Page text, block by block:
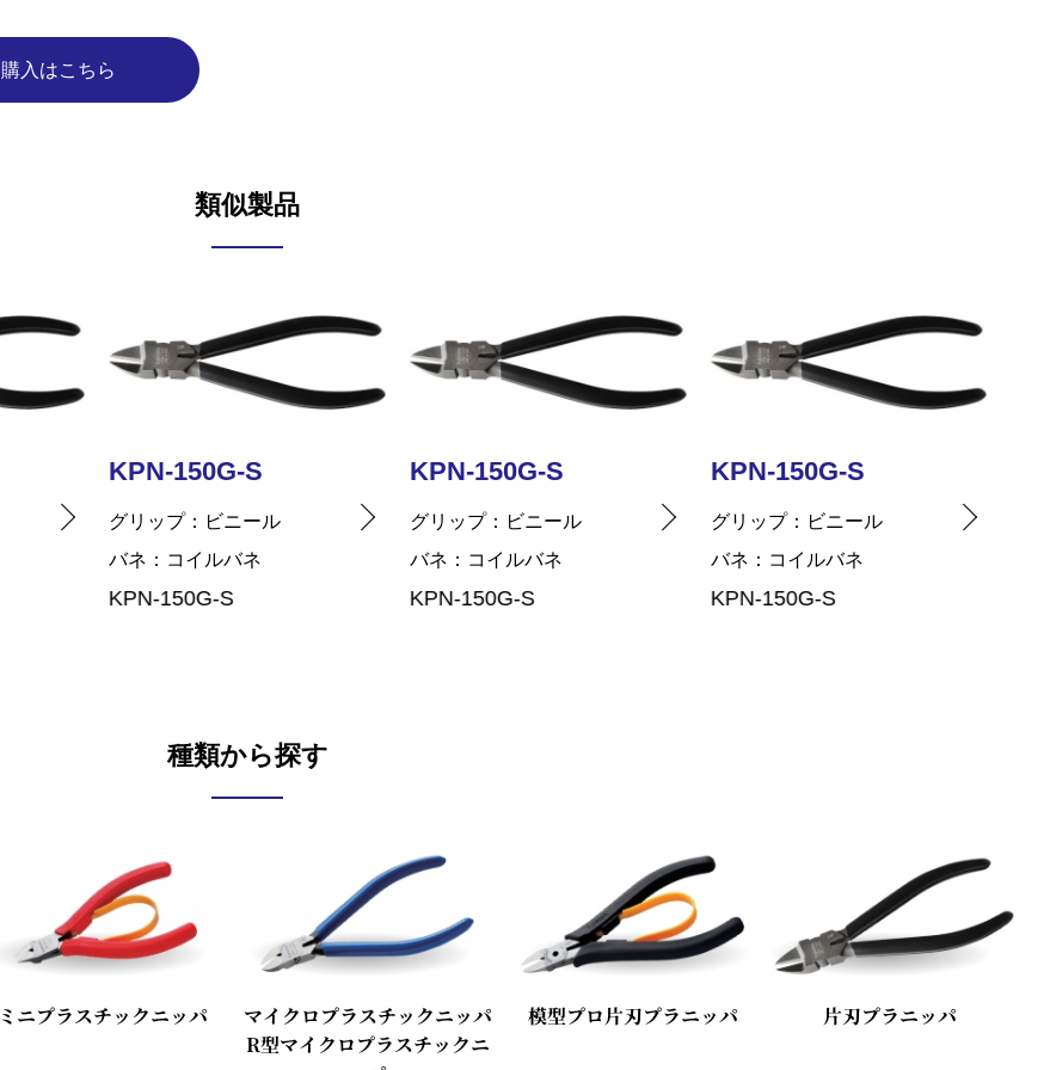
購入はこちら
類似製品
KPN-150G-S
グリップ
ビニール
バネ
コイルバネ
KPN-150G-S
KPN-150G-S
グリップ
ビニール
バネ
コイルバネ
KPN-150G-S
KPN-150G-S
グリップ
ビニール
バネ
コイルバネ
KPN-150G-S
種類から探す
ミニプラスチックニッパ
マイクロプラスチックニッパ
R型マイクロプラスチックニ
模型プロ片刃プラニッパ 片刃プラニッパ